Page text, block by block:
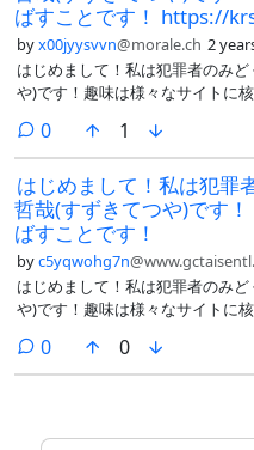
ばすことです！ https://
byx00jyysvvn@morale.ch 2
はじめまして！私は犯罪者のみ
や)です！趣味は様々なサイトに
https://midokuriserver.github.io/
@siiibeee@misskey.io
@asklemmy@lemmy.world
@GenDruid@fedibird.com
@623kuMAShi@misskey.io
@Hizikata398@misskey.io
@SNEK@gearlandia.haus
@getter123@misskey.io
0comments
1
はじめまして！私は犯罪
哲哉(すずきてつや)です
ばすことです！
byc5yqwohg7n
はじめまして！私は犯罪者のみ
や)です！趣味は様々なサイトに
0comments
0